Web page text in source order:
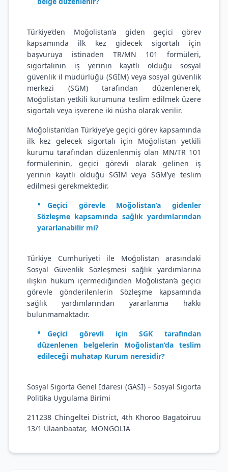
Türkiye’den Moğolistan’a giden geçici görev
kapsamında ilk kez gidecek sigortalı için
başvuruya istinaden TR/MN 101 formüleri,
sigortalının iş yerinin kayıtlı olduğu sosyal
güvenlik il müdürlüğü (SGİM) veya sosyal güvenlik
merkezi (SGM) tarafından düzenlenerek,
Moğolistan yetkili kurumuna teslim edilmek üzere
sigortalı veya işverene iki nüsha olarak verilir.
Moğolistan’dan Türkiye’ye geçici görev kapsamında
ilk kez gelecek sigortalı için Moğolistan yetkili
kurumu tarafından düzenlenmiş olan MN/TR 101
formülerinin, geçici görevli olarak gelinen iş
yerinin kayıtlı olduğu SGİM veya SGM’ye teslim
edilmesi gerekmektedir.
Geçici görevle Moğolistan’a gidenler
Sözleşme kapsamında sağlık yardımlarından
yararlanabilir mi?
Türkiye Cumhuriyeti ile Moğolistan arasındaki
Sosyal Güvenlik Sözleşmesi sağlık yardımlarına
ilişkin hüküm içermediğinden Moğolistan’a geçici
görevle gönderilenlerin Sözleşme kapsamında
sağlık yardımlarından yararlanma hakkı
bulunmamaktadır.
Geçici görevli için SGK tarafından
düzenlenen belgelerin Moğolistan’da teslim
edileceği muhatap Kurum neresidir?
Sosyal Sigorta Genel İdaresi (GASI) – Sosyal Sigorta
Politika Uygulama Birimi
211238 Chingeltei District, 4th Khoroo Bagatoiruu
13/1 Ulaanbaatar, MONGOLIA